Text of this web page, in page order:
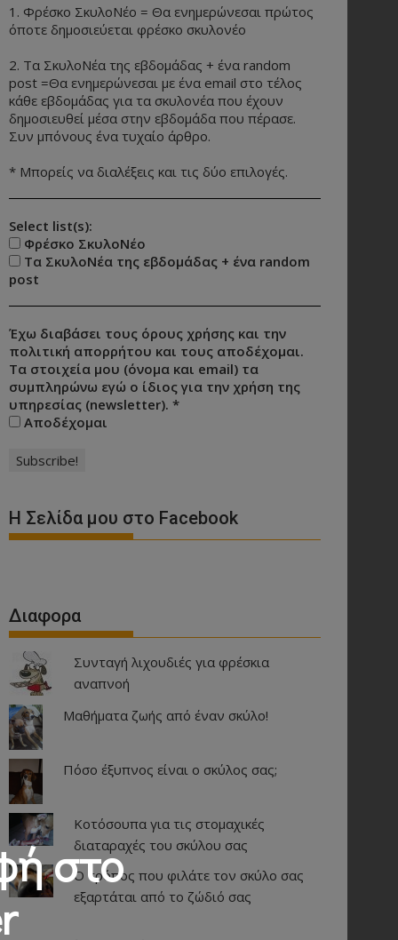
1. Φρέσκο ΣκυλοΝέο = Θα ενημερώνεσαι πρώτος
όποτε δημοσιεύεται φρέσκο σκυλονέο
2. Τα ΣκυλοΝέα της εβδομάδας + ένα random
post =Θα ενημερώνεσαι με ένα email στο τέλος
κάθε εβδομάδας για τα σκυλονέα που έχουν
δημοσιευθεί μέσα στην εβδομάδα που πέρασε.
Συν μπόνους ένα τυχαίο άρθρο.
* Μπορείς να διαλέξεις και τις δύο επιλογές.
Select list(s):
Φρέσκο ΣκυλοΝέο
Τα ΣκυλοΝέα της εβδομάδας + ένα random
post
Έχω διαβάσει τους όρους χρήσης και την
πολιτική απορρήτου και τους αποδέχομαι.
Τα στοιχεία μου (όνομα και email) τα
συμπληρώνω εγώ ο ίδιος για την χρήση της
υπηρεσίας (newsletter). *
Αποδέχομαι
Η Σελίδα μου στο Facebook
Διαφορα
Συνταγή λιχουδιές για φρέσκια
αναπνοή
Μαθήματα ζωής από έναν σκύλο!
Πόσο έξυπνος είναι ο σκύλος σας;
Κοτόσουπα για τις στομαχικές
διαταραχές του σκύλου σας
Ο τρόπος που φιλάτε τον σκύλο σας
εξαρτάται από το ζώδιό σας
στο